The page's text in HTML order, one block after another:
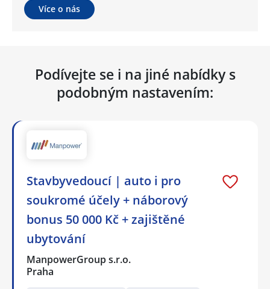
Více o nás
Podívejte se i na jiné nabídky s
podobným nastavením:
Stavbyvedoucí | auto i pro
soukromé účely + náborový
bonus 50 000 Kč + zajištěné
ubytování
ManpowerGroup s.r.o.
Praha